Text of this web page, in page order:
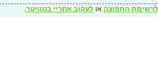
לרשימת התפוצה או לעקוב אחריי בטוויטר.